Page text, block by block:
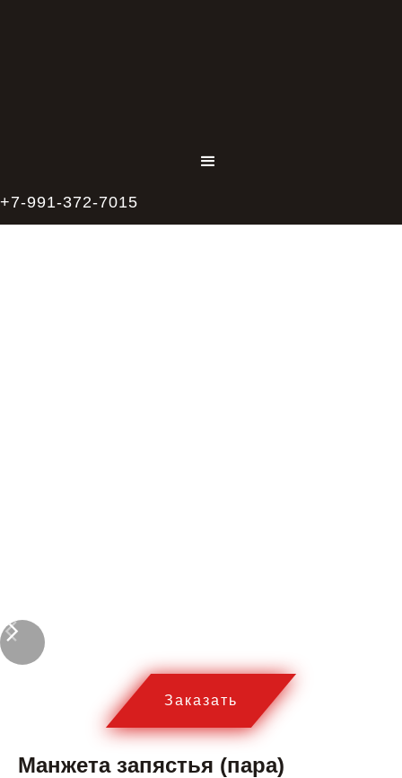
+7-991-372-7015
Заказать
Манжета запястья (пара)